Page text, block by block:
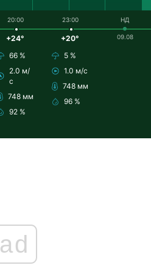
20:00
+24°
66 %
2.0 м/
с
748 мм
92 %
23:00
+20°
5 %
1.0 м/с
748 мм
96 %
НД
09.08
ad